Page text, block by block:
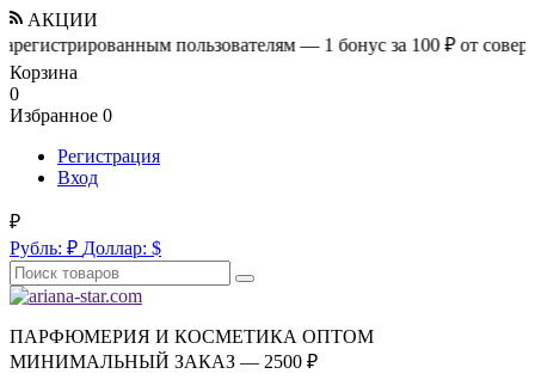
АКЦИИ
пользователям — 1 бонус за 100 ₽ от
Корзина
0
Избранное 0
Регистрация
Вход
₽
Рубль: ₽ Доллар: $
ПАРФЮМЕРИЯ И КОСМЕТИКА ОПТОМ
МИНИМАЛЬНЫЙ ЗАКАЗ — 2500 ₽